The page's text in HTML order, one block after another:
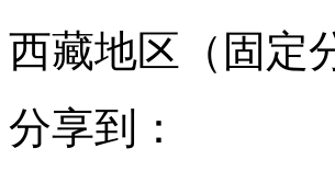
西藏地区（固定
分享到：